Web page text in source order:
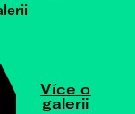
Více o
galerii